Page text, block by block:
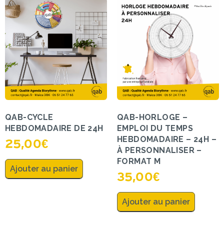
QAB-CYCLE
HEBDOMADAIRE DE 24H
25,00€
Ajouter au panier
QAB-HORLOGE –
EMPLOI DU TEMPS
HEBDOMADAIRE – 24H –
À PERSONNALISER –
FORMAT M
35,00€
Ajouter au panier